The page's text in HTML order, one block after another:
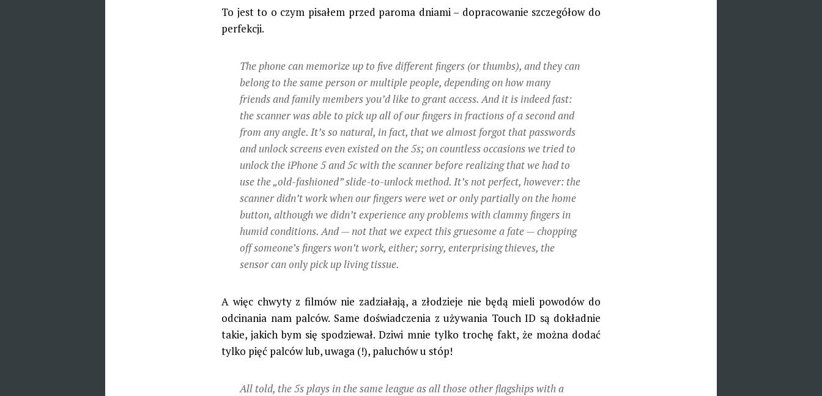
To jest to o czym pisałem przed paroma dniami – dopracowanie szczegółow do
perfekcji.
The phone can memorize up to five different fingers (or thumbs), and they can
belong to the same person or multiple people, depending on how many
friends and family members you’d like to grant access. And it is indeed fast:
the scanner was able to pick up all of our fingers in fractions of a second and
from any angle. It’s so natural, in fact, that we almost forgot that passwords
and unlock screens even existed on the 5s; on countless occasions we tried to
unlock the iPhone 5 and 5c with the scanner before realizing that we had to
use the „old-fashioned” slide-to-unlock method. It’s not perfect, however: the
scanner didn’t work when our fingers were wet or only partially on the home
button, although we didn’t experience any problems with clammy fingers in
humid conditions. And — not that we expect this gruesome a fate — chopping
off someone’s fingers won’t work, either; sorry, enterprising thieves, the
sensor can only pick up living tissue.
A więc chwyty z filmów nie zadziałają, a złodzieje nie będą mieli powodów do
odcinania nam palców. Same doświadczenia z używania Touch ID są dokładnie
takie, jakich bym się spodziewał. Dziwi mnie tylko trochę fakt, że można dodać
tylko pięć palców lub, uwaga (!), paluchów u stóp!
All told, the 5s plays in the same league as all those other flagships with a